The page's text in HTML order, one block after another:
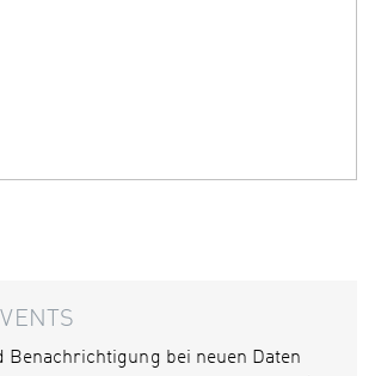
Benachrichtigung bei neuen Daten